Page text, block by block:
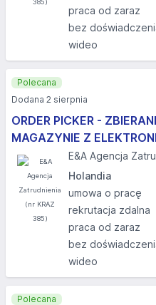
praca od zaraz
bez
wideo
ORDER PICKER -
MAGAZYNIE Z
E&A Agencja
Holandia
umowa o pracę
rekrutacja zdalna
praca od zaraz
bez
wideo
Polecana
Dodana 2 sierpnia
Polecana